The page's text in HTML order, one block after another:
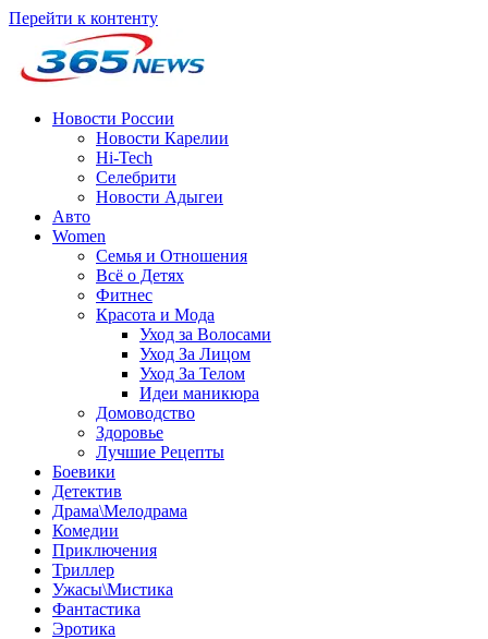
Перейти к контенту
Новости России
Новости Карелии
Hi-Tech
Селебрити
Новости Адыгеи
Авто
Women
Семья и Отношения
Всё о Детях
Фитнес
Красота и Мода
Уход за Волосами
Уход За Лицом
Уход За Телом
Идеи маникюра
Домоводство
Здоровье
Лучшие Рецепты
Боевики
Детектив
Драма\Мелодрама
Комедии
Приключения
Триллер
Ужасы\Мистика
Фантастика
Эротика